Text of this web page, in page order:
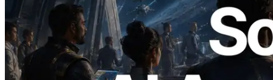
ERPC Meluncurkan Solana RPC
Berbasis x402 — Era AI Agent
Membayar API yang Dibutuhkan Secara
On Demand